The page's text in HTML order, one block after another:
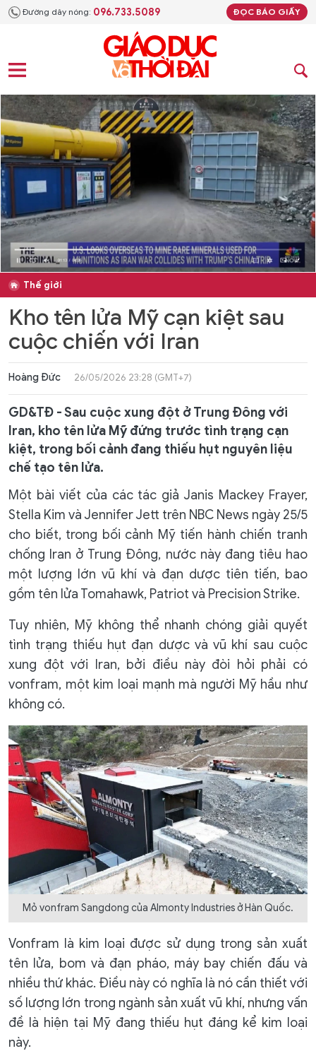
Đường dây nóng: 096.733.5089 ĐỌC BÁO GIẤY
Thế giới
Kho tên lửa Mỹ cạn kiệt sau
cuộc chiến với Iran
Hoàng Đức 26/05/2026 23:28 (GMT+7)
GD&TĐ - Sau cuộc xung đột ở Trung Đông với
Iran, kho tên lửa Mỹ đứng trước tình trạng cạn
kiệt, trong bối cảnh đang thiếu hụt nguyên liệu
chế tạo tên lửa.
Một bài viết của các tác giả Janis Mackey Frayer,
Stella Kim và Jennifer Jett trên NBC News ngày 25/5
cho biết, trong bối cảnh Mỹ tiến hành chiến tranh
chống Iran ở Trung Đông, nước này đang tiêu hao
một lượng lớn vũ khí và đạn dược tiên tiến, bao
gồm tên lửa Tomahawk, Patriot và Precision Strike.
Tuy nhiên, Mỹ không thể nhanh chóng giải quyết
tình trạng thiếu hụt đạn dược và vũ khí sau cuộc
xung đột với Iran, bởi điều này đòi hỏi phải có
vonfram, một kim loại mạnh mà người Mỹ hầu như
không có.
Mỏ vonfram Sangdong của Almonty Industries ở Hàn Quốc.
Vonfram là kim loại được sử dụng trong sản xuất
tên lửa, bom và đạn pháo, máy bay chiến đấu và
nhiều thứ khác. Điều này có nghĩa là nó cần thiết với
số lượng lớn trong ngành sản xuất vũ khí, nhưng vấn
đề là hiện tại Mỹ đang thiếu hụt đáng kể kim loại
này.